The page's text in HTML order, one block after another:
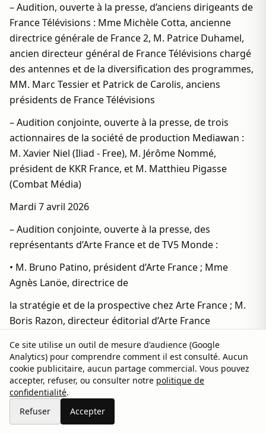
– Audition, ouverte à la presse, d’anciens dirigeants de
France Télévisions : Mme Michèle Cotta, ancienne
directrice générale de France 2, M. Patrice Duhamel,
ancien directeur général de France Télévisions chargé
des antennes et de la diversification des programmes,
MM. Marc Tessier et Patrick de Carolis, anciens
présidents de France Télévisions
– Audition conjointe, ouverte à la presse, de trois
actionnaires de la société de production Mediawan :
M. Xavier Niel (Iliad - Free), M. Jérôme Nommé,
président de KKR France, et M. Matthieu Pigasse
(Combat Média)
Mardi 7 avril 2026
– Audition conjointe, ouverte à la presse, des
représentants d’Arte France et de TV5 Monde :
• M. Bruno Patino, président d’Arte France ; Mme
Agnès Lanöe, directrice de
la stratégie et de la prospective chez Arte France ; M.
Boris Razon, directeur éditorial d’Arte France
• Mme Kim Younes, directrice générale de TV5 Monde ;
M. Thomas Derobe,
secrétaire général de TV5 Monde ; M. Philippe Antoine,
directeur de l’information de TV5 Monde
– Audition, ouverte à la presse, de M. Bruno Lasserre,
Ce site utilise un outil de mesure d'audience (Google
Analytics) pour comprendre comment il est consulté. Aucun
cookie publicitaire, aucun partage commercial. Vous pouvez
accepter, refuser, ou consulter notre politique de
confidentialité.
Refuser
Accepter